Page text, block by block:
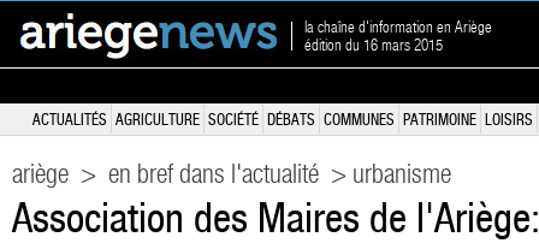
la chaîne d'information en Ariège
édition du 16 mars 2015
ACTUALITÉS AGRICULTURE SOCIÉTÉ DÉBATS COMMUNES PATRIMOINE LOISIRS
ariège > en bref dans l'actualité > urbanisme
Association des Maires de